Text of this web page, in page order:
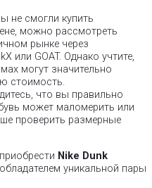
не смогли купить
можно рассмотреть
рынке через
или GOAT. Однако учтите,
могут значительно
стоимость.
что вы правильно
может маломерить или
проверить размерные
Nike Dunk
уникальной пары